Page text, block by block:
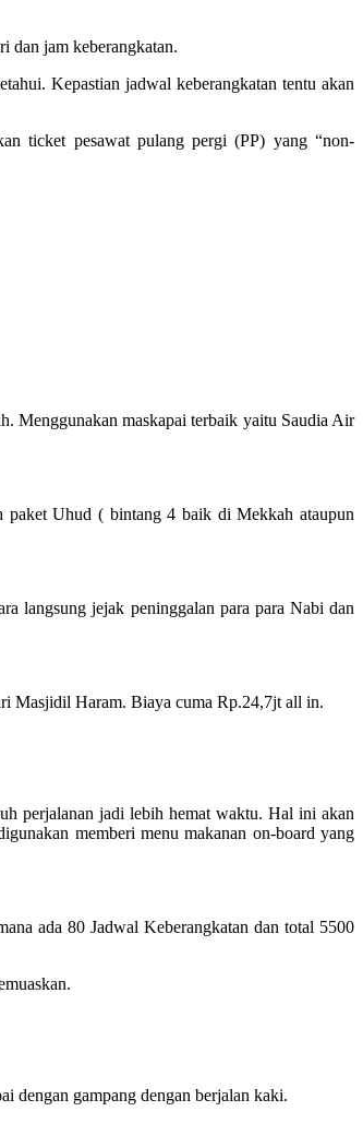
dan jam keberangkatan.
Kepastian jadwal keberangkatan tentu akan
ticket pesawat pulang pergi (PP) yang “non-
Menggunakan maskapai terbaik yaitu Saudia Air
paket Uhud ( bintang 4 baik di Mekkah ataupun
langsung jejak peninggalan para para Nabi dan
Masjidil Haram. Biaya cuma Rp.24,7jt all in.
perjalanan jadi lebih hemat waktu. Hal ini akan
memberi menu makanan on-board yang
ada 80 Jadwal Keberangkatan dan total 5500
dengan gampang dengan berjalan kaki.